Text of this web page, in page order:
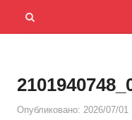
Menu
Открыть
Опубликовано: 2026/07/01